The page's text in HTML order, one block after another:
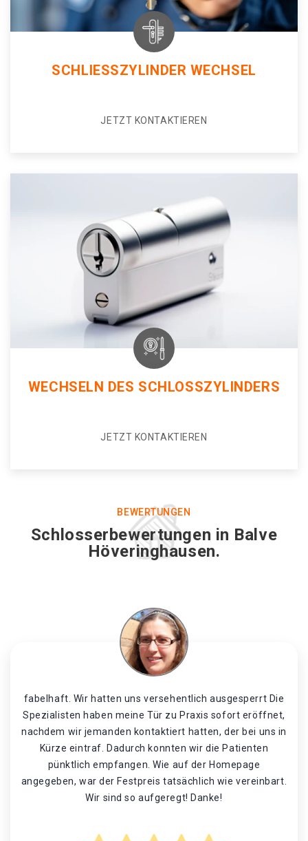
SCHLIESSZYLINDER WECHSEL
JETZT KONTAKTIEREN
WECHSELN DES SCHLOSSZYLINDERS
JETZT KONTAKTIEREN
BEWERTUNGEN
Schlosserbewertungen in Balve
Höveringhausen.
fabelhaft. Wir hatten uns versehentlich ausgesperrt Die
Spezialisten haben meine Tür zu Praxis sofort eröffnet,
nachdem wir jemanden kontaktiert hatten, der bei uns in
Kürze eintraf. Dadurch konnten wir die Patienten
pünktlich empfangen. Wie auf der Homepage
angegeben, war der Festpreis tatsächlich wie vereinbart.
Wir sind so aufgeregt! Danke!